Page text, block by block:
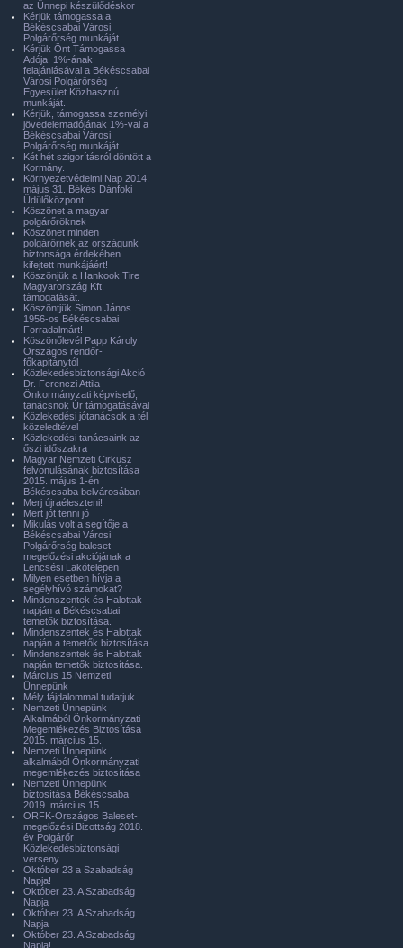
az Ünnepi készülődéskor
Kérjük támogassa a
Békéscsabai Városi
Polgárőrség munkáját.
Kérjük Önt Támogassa
Adója. 1%-ának
felajánlásával a Békéscsabai
Városi Polgárőrség
Egyesület Közhasznú
munkáját.
Kérjük, támogassa személyi
jövedelemadójának 1%-val a
Békéscsabai Városi
Polgárőrség munkáját.
Két hét szigorításról döntött a
Kormány.
Környezetvédelmi Nap 2014.
május 31. Békés Dánfoki
Üdülőközpont
Köszönet a magyar
polgárőröknek
Köszönet minden
polgárőrnek az országunk
biztonsága érdekében
kifejtett munkájáért!
Köszönjük a Hankook Tire
Magyarország Kft.
támogatását.
Köszöntjük Simon János
1956-os Békéscsabai
Forradalmárt!
Köszönőlevél Papp Károly
Országos rendőr-
főkapitánytól
Közlekedésbiztonsági Akció
Dr. Ferenczi Attila
Önkormányzati képviselő,
tanácsnok Úr támogatásával
Közlekedési jótanácsok a tél
közeledtével
Közlekedési tanácsaink az
őszi időszakra
Magyar Nemzeti Cirkusz
felvonulásának biztosítása
2015. május 1-én
Békéscsaba belvárosában
Merj újraéleszteni!
Mert jót tenni jó
Mikulás volt a segítője a
Békéscsabai Városi
Polgárőrség baleset-
megelőzési akciójának a
Lencsési Lakótelepen
Milyen esetben hívja a
segélyhívó számokat?
Mindenszentek és Halottak
napján a Békéscsabai
temetők biztosítása.
Mindenszentek és Halottak
napján a temetők biztosítása.
Mindenszentek és Halottak
napján temetők biztosítása.
Március 15 Nemzeti
Ünnepünk
Mély fájdalommal tudatjuk
Nemzeti Ünnepünk
Alkalmából Önkormányzati
Megemlékezés Biztosítása
2015. március 15.
Nemzeti Ünnepünk
alkalmából Önkormányzati
megemlékezés biztosítása
Nemzeti Ünnepünk
biztosítása Békéscsaba
2019. március 15.
ORFK-Országos Baleset-
megelőzési Bizottság 2018.
év Polgárőr
Közlekedésbiztonsági
verseny.
Október 23 a Szabadság
Napja!
Október 23. A Szabadság
Napja
Október 23. A Szabadság
Napja
Október 23. A Szabadság
Napja!